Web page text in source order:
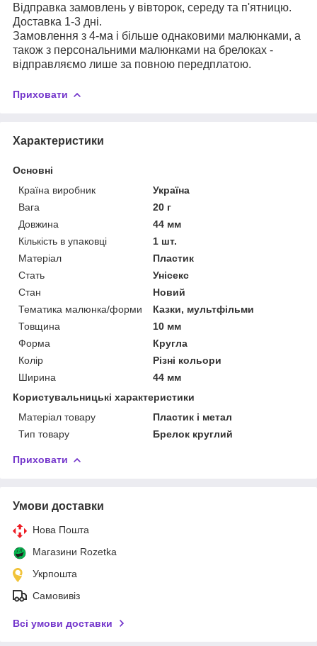
Відправка замовлень у вівторок, середу та п'ятницю.
Доставка 1-3 дні.
Замовлення з 4-ма і більше однаковими малюнками, а
також з персональними малюнками на брелоках -
відправляємо лише за повною передплатою.
Приховати
Характеристики
Основні
Країна виробник
Україна
Вага
20 г
Довжина
44 мм
Кількість в упаковці
1 шт.
Матеріал
Пластик
Стать
Унісекс
Стан
Новий
Тематика малюнка/форми
Казки, мультфільми
Товщина
10 мм
Форма
Кругла
Колір
Різні кольори
Ширина
44 мм
Користувальницькі характеристики
Матеріал товару
Пластик і метал
Тип товару
Брелок круглий
Приховати
Умови доставки
Нова Пошта
Магазини Rozetka
Укрпошта
Самовивіз
Всі умови доставки